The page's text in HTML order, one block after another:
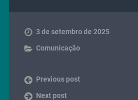
3 de setembro de 2025
Comunicação
Previous post
Next post